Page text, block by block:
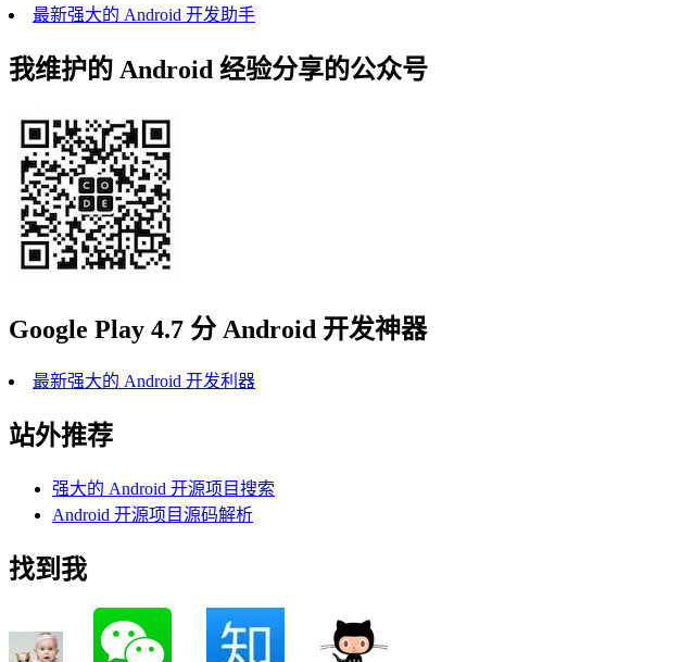
最新强大的 Android 开发助手
我维护的 Android 经验分享的公众号
Google Play 4.7 分 Android 开发神器
最新强大的 Android 开发利器
站外推荐
强大的 Android 开源项目搜索
Android 开源项目源码解析
找到我